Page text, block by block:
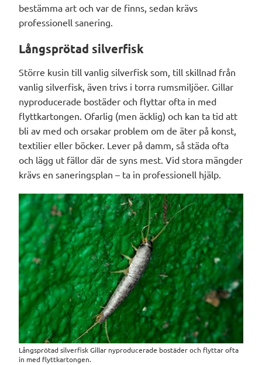
bestämma art och var de finns, sedan krävs
professionell sanering.
Långsprötad silverfisk
Större kusin till vanlig silverfisk som, till skillnad från
vanlig silverfisk, även trivs i torra rumsmiljöer. Gillar
nyproducerade bostäder och flyttar ofta in med
flyttkartongen. Ofarlig (men äcklig) och kan ta tid att
bli av med och orsakar problem om de äter på konst,
textilier eller böcker. Lever på damm, så städa ofta
och lägg ut fällor där de syns mest. Vid stora mängder
krävs en saneringsplan – ta in professionell hjälp.
Långsprötad silverfisk Gillar nyproducerade bostäder och flyttar ofta
in med flyttkartongen.